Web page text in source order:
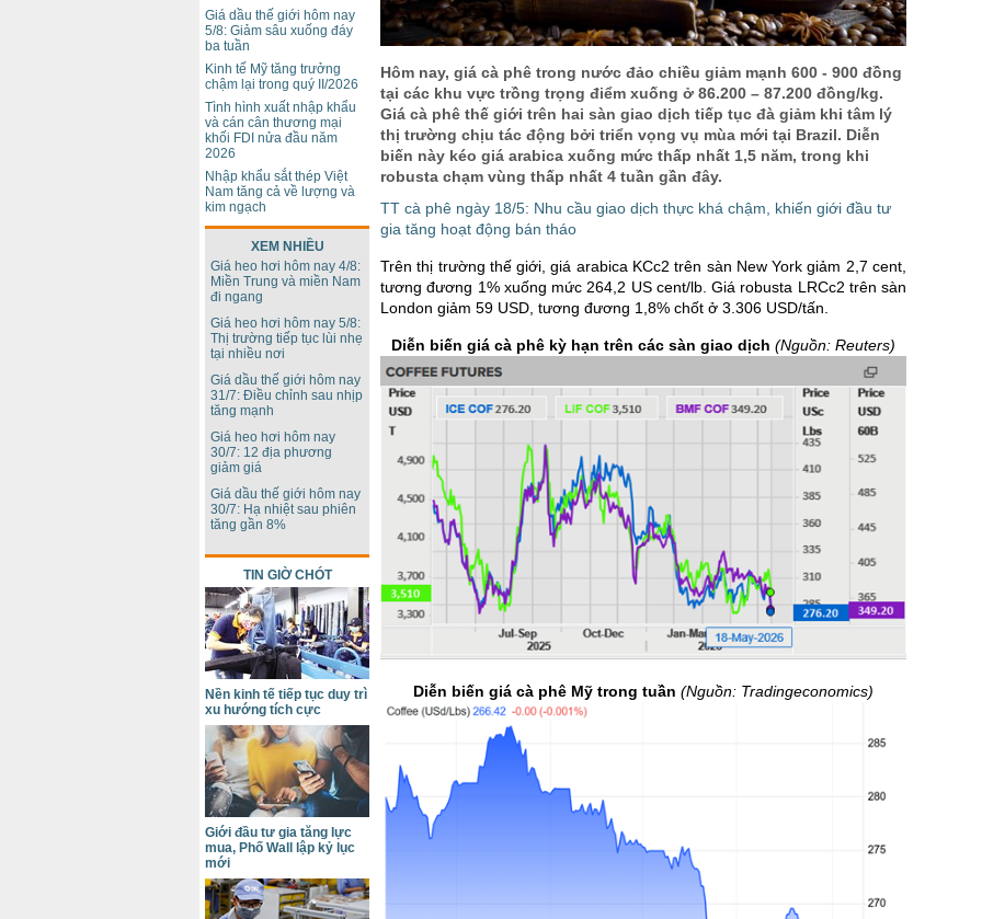
Hôm nay, giá cà phê trong nước đảo chiều giảm mạnh 600 - 900 đồng
tại các khu vực trồng trọng điểm xuống ở 86.200 – 87.200 đồng/kg.
Giá cà phê thế giới trên hai sàn giao dịch tiếp tục đà giảm khi tâm lý
thị trường chịu tác động bởi triển vọng vụ mùa mới tại Brazil. Diễn
biến này kéo giá arabica xuống mức thấp nhất 1,5 năm, trong khi
robusta chạm vùng thấp nhất 4 tuần gần đây.
TT cà phê ngày 18/5: Nhu cầu giao dịch thực khá chậm, khiến giới đầu tư
gia tăng hoạt động bán tháo
Trên thị trường thế giới, giá arabica KCc2 trên sàn New York giảm 2,7 cent,
tương đương 1% xuống mức 264,2 US cent/lb. Giá robusta LRCc2 trên sàn
London giảm 59 USD, tương đương 1,8% chốt ở 3.306 USD/tấn.
Diễn biến giá cà phê kỳ hạn trên các sàn giao dịch (Nguồn: Reuters)
Diễn biến giá cà phê Mỹ trong tuần (Nguồn: Tradingeconomics)
Giá dầu thế giới hôm nay
5/8: Giảm sâu xuống đáy
ba tuần
Kinh tế Mỹ tăng trưởng
chậm lại trong quý II/2026
Tình hình xuất nhập khẩu
và cán cân thương mại
khối FDI nửa đầu năm
2026
Nhập khẩu sắt thép Việt
Nam tăng cả về lượng và
kim ngạch
XEM NHIỀU
Giá heo hơi hôm nay 4/8:
Miền Trung và miền Nam
đi ngang
Giá heo hơi hôm nay 5/8:
Thị trường tiếp tục lùi nhẹ
tại nhiều nơi
Giá dầu thế giới hôm nay
31/7: Điều chỉnh sau nhịp
tăng mạnh
Giá heo hơi hôm nay
30/7: 12 địa phương
giảm giá
Giá dầu thế giới hôm nay
30/7: Hạ nhiệt sau phiên
tăng gần 8%
TIN GIỜ CHÓT
Nền kinh tế tiếp tục duy trì
xu hướng tích cực
Giới đầu tư gia tăng lực
mua, Phố Wall lập kỷ lục
mới